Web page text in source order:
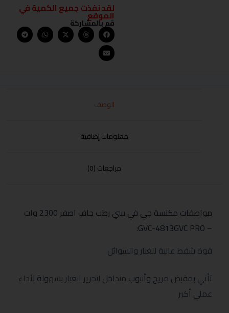
لقد نفذت جميع الكمية في
الموقع
قم بالمشاركة
الوصف
معلومات إضافية
مراجعات (0)
مواصفات مكنسة جي في سي رطب جاف اصفر 2300 وات
– GVC-4813GVC PRO:
قوة شفط عالية للغبار والسوائل
تأتي بمقبض مريح وأنبوب متداخل لتحرير الغبار بسهولة لأداء
عملي أكبر